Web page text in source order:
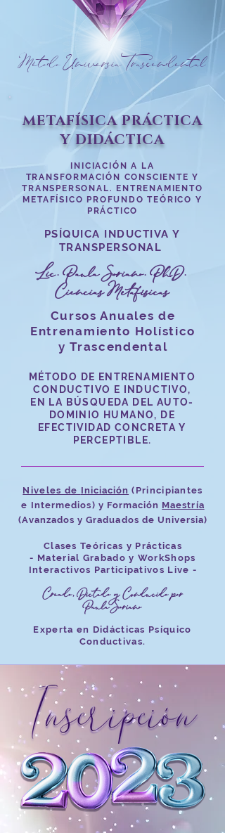
METAFÍSICA PRÁCTICA
Y DIDÁCTICA
INICIACIÓN A LA
TRANSFORMACIÓN CONSCIENTE Y
TRANSPERSONAL. ENTRENAMIENTO
METAFÍSICO PROFUNDO TEÓRICO Y
PRÁCTICO
PSÍQUICA INDUCTIVA Y
TRANSPERSONAL
Lic. Paula Soriano. PhD.
Ciencias Metafísicas
Cursos Anuales de
Entrenamiento Holístico
y Trascendental
MÉTODO DE ENTRENAMIENTO
CONDUCTIVO E INDUCTIVO,
EN LA BÚSQUEDA DEL AUTO-
DOMINIO HUMANO, DE
EFECTIVIDAD CONCRETA Y
PERCEPTIBLE.
Niveles de Iniciación (Principiantes
e Intermedios) y Formación Maestría
(Avanzados y Graduados de Universia)
Clases Teóricas y Prácticas
- Material Grabado y WorkShops
Interactivos Participativos Live -
Creado, Dictado y Conducido por
Paula Soriano
Experta en Didácticas Psíquico
Conductivas.
Método Universia Trascendental